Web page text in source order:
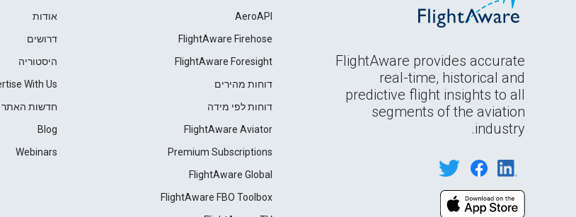
FlightAware provides accurate
real-time, historical and
predictive flight insights to all
segments of the aviation
industry.
AeroAPI
FlightAware Firehose
FlightAware Foresight
דוחות מהירים
דוחות לפי מידה
FlightAware Aviator
Premium Subscriptions
FlightAware Global
FlightAware FBO Toolbox
אודות
דרושים
היסטוריה
With Us
חדשות האתר
Blog
Webinars